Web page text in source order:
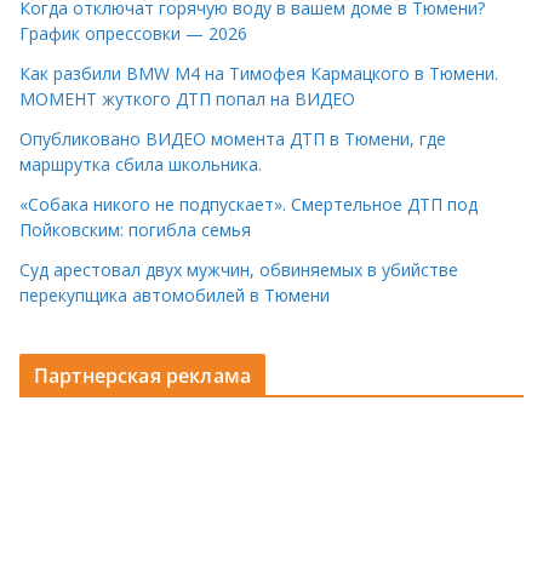
Когда отключат горячую воду в вашем доме в Тюмени?
График опрессовки — 2026
Как разбили BMW M4 на Тимофея Кармацкого в Тюмени.
МОМЕНТ жуткого ДТП попал на ВИДЕО
Опубликовано ВИДЕО момента ДТП в Тюмени, где
маршрутка сбила школьника.
«Собака никого не подпускает». Смертельное ДТП под
Пойковским: погибла семья
Суд арестовал двух мужчин, обвиняемых в убийстве
перекупщика автомобилей в Тюмени
Партнерская реклама